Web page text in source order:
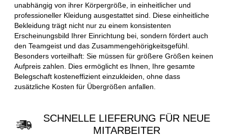
unabhängig von ihrer Körpergröße, in einheitlicher und
professioneller Kleidung ausgestattet sind. Diese einheitliche
Bekleidung trägt nicht nur zu einem konsistenten
Erscheinungsbild Ihrer Einrichtung bei, sondern fördert auch
den Teamgeist und das Zusammengehörigkeitsgefühl.
Besonders vorteilhaft: Sie müssen für größere Größen keinen
Aufpreis zahlen. Dies ermöglicht es Ihnen, Ihre gesamte
Belegschaft kosteneffizient einzukleiden, ohne dass
zusätzliche Kosten für Übergrößen anfallen.
SCHNELLE LIEFERUNG FÜR NEUE
MITARBEITER